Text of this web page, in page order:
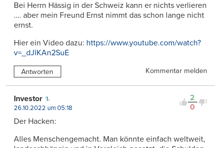
Bei Herrn Hässig in der Schweiz kann er nichts verlieren
…. aber mein Freund Ernst nimmt das schon lange nicht
ernst.
Hier ein Video dazu: https://www.youtube.com/watch?
v=_dJlKAn2SuE
Antworten Kommentar melden
2
0
Investor
26.10.2022 um 05:18
Der Hacken:
Alles Menschengemacht. Man könnte einfach weltweit,